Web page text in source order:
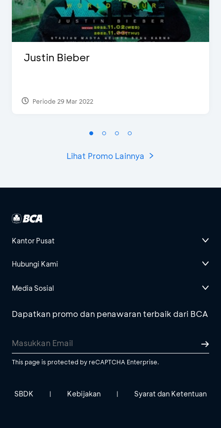
Justin Bieber
Periode 29 Mar 2022
Lihat Promo Lainnya
Kantor Pusat
Hubungi Kami
Media Sosial
Dapatkan promo dan penawaran terbaik dari BCA
This page is protected by reCAPTCHA Enterprise.
SBDK | Kebijakan | Syarat dan Ketentuan